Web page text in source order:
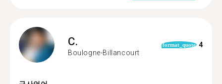
C.
Boulogne-Billancourt
format_quote 4